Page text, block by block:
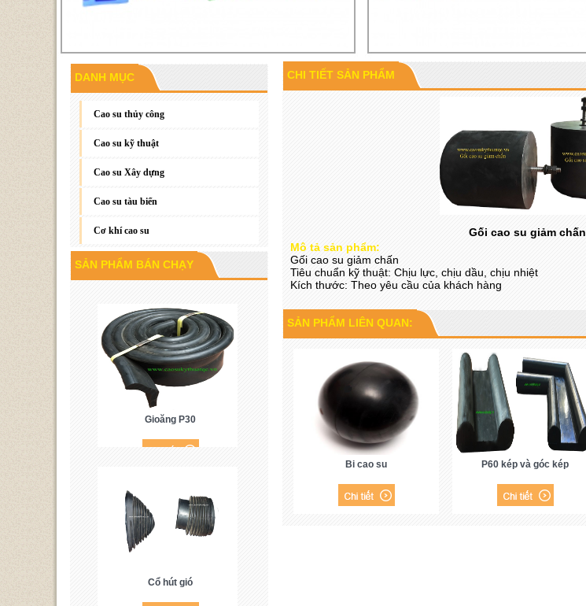
DANH MỤC
Cao su thủy công
Cao su kỹ thuật
Cao su Xây dựng
Cao su tàu biển
Cơ khí cao su
SẢN PHẨM BÁN CHẠY
Gioăng đáy, gioăng phẳng
Cao su P60
Gioăng P30
Cổ hút gió
CHI TIẾT SẢN PHẨM
Gối cao su giảm chấn
Mô tả sản phẩm:
Gối cao su giảm chấn
Tiêu chuẩn kỹ thuật: Chịu lực, chịu dầu, chịu nhiệt
Kích thước: Theo yêu cầu của khách hàng
SẢN PHẨM LIÊN QUAN:
Bi cao su P60 kép và góc kép